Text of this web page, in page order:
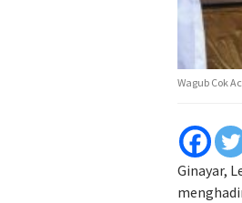
Wagub Cok
Ginayar,